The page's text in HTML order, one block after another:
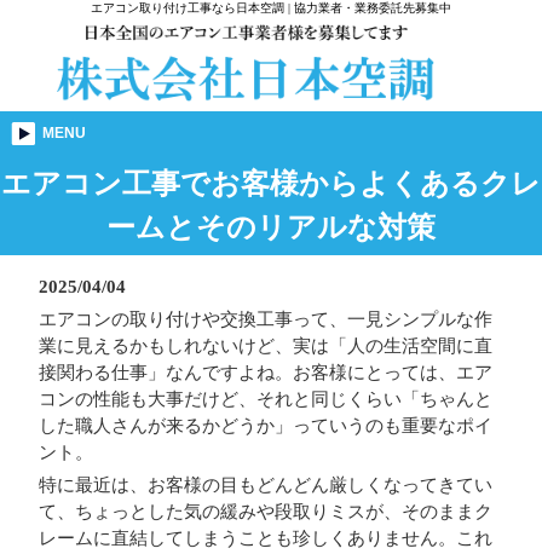
エアコン取り付け工事なら日本空調 | 協力業者・業務委託先募集中
MENU
エアコン工事でお客様からよくあるクレ
ームとそのリアルな対策
2025/04/04
エアコンの取り付けや交換工事って、一見シンプルな作
業に見えるかもしれないけど、実は「人の生活空間に直
接関わる仕事」なんですよね。お客様にとっては、エア
コンの性能も大事だけど、それと同じくらい「ちゃんと
した職人さんが来るかどうか」っていうのも重要なポイ
ント。
特に最近は、お客様の目もどんどん厳しくなってきてい
て、ちょっとした気の緩みや段取りミスが、そのままク
レームに直結してしまうことも珍しくありません。これ